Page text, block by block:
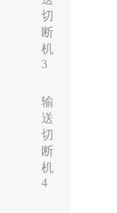
切
断
机
3
输
送
切
断
机
4